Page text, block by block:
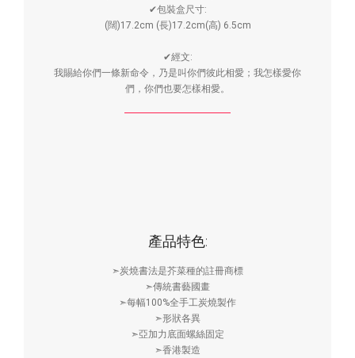
✔包裝盒尺寸:
(闊)17.2cm (長)17.2cm(高) 6.5cm
✔經文:
我賜給你們一條新命令，乃是叫你們彼此相愛；我怎樣愛你
們，你們也要怎樣相愛。
產品特色:
➣炭燒書法是芥菜種的註冊商標
➣傳統書藝國畫
➣每幅100%全手工炭燒製作
➣形狀各異
➣亞加力底面螺絲固定
➣香港製造